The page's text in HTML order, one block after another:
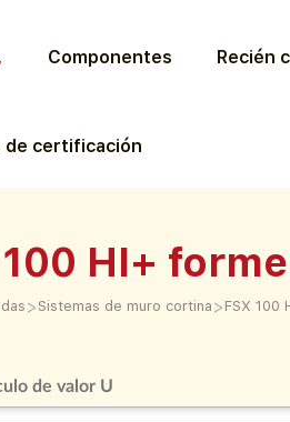
Componentes Recién
de certificación
100 HI+
> Sistemas de muro cortina > FSX 100
de valor U